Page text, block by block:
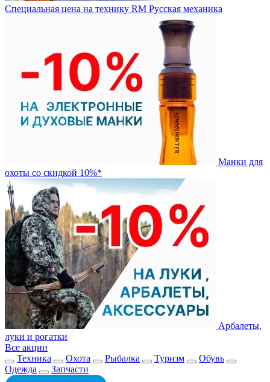
Специальная цена на технику RM Русская механика
Манки для
охоты со скидкой 10%*
Арбалеты,
луки и рогатки
Все акции
Техника
Охота Рыбалка Туризм
Обувь
Одежда
Запчасти